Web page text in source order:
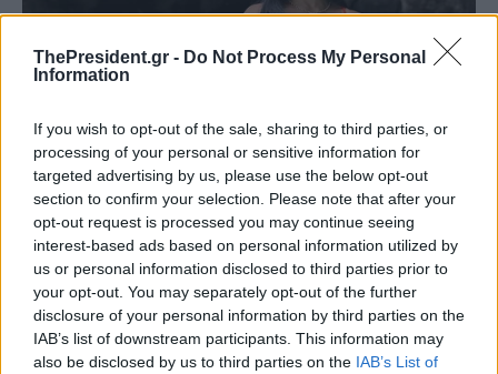
ThePresident.gr - Do Not Process My Personal
Information
If you wish to opt-out of the sale, sharing to third parties, or
processing of your personal or sensitive information for
targeted advertising by us, please use the below opt-out
section to confirm your selection. Please note that after your
opt-out request is processed you may continue seeing
interest-based ads based on personal information utilized by
us or personal information disclosed to third parties prior to
your opt-out. You may separately opt-out of the further
disclosure of your personal information by third parties on the
IAB’s list of downstream participants. This information may
also be disclosed by us to third parties on the IAB’s List of